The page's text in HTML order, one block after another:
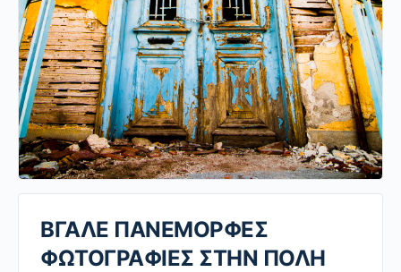
ΒΓΑΛΕ ΠΑΝΕΜΟΡΦΕΣ
ΦΩΤΟΓΡΑΦΙΕΣ ΣΤΗΝ ΠΟΛΗ